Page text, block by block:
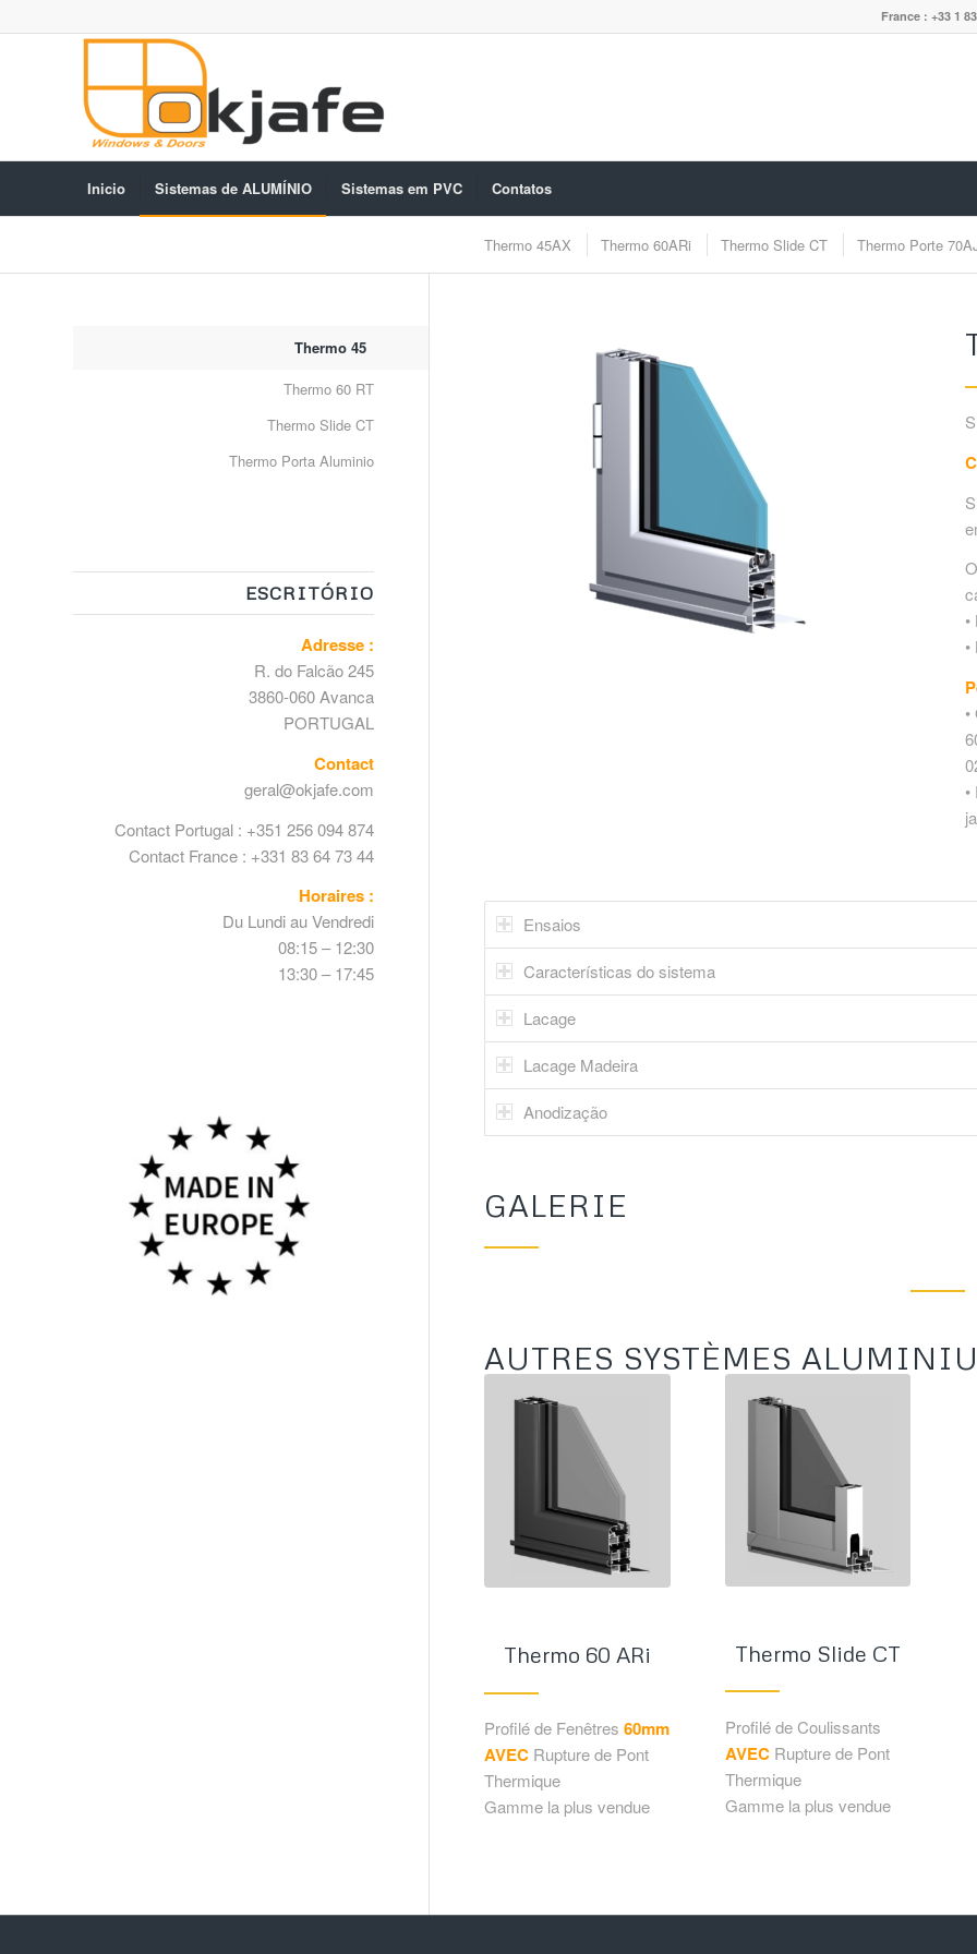
France : +33 1
Inicio Sistemas de ALUMÍNIO Sistemas em PVC Contatos
Thermo 45AX Thermo 60ARi Thermo Slide CT Thermo Porte
Ensaios
Características do sistema
Lacage
Lacage Madeira
Anodização
GALERIE
AUTRES SYSTÈMES
Thermo 60 ARi
Profilé de Fenêtres 60mm
AVECRupture de Pont
Thermique
Gamme la plus vendue
Thermo Slide CT
Profilé de Coulissants
AVECRupture de Pont
Thermique
Gamme la plus vendue
Thermo 45
Thermo 60 RT
Thermo Slide CT
Thermo Porta Aluminio
ESCRITÓRIO
Adresse:
R. do Falcão 245
3860-060 Avanca
PORTUGAL
Contact
geral@okjafe.com
Contact Portugal : +351 256 094 874
Contact France : +331 83 64 73 44
Horaires :
Du Lundi au Vendredi
08:15 – 12:30
13:30 – 17:45